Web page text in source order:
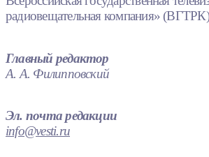
радиовещательная компания»
Главный редактор
А. А. Филипповский
Эл. почта редакции
info@vesti.ru